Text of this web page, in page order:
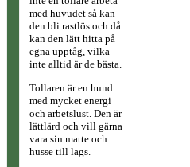
med huvudet så kan
den bli rastlös och då
kan den lätt hitta på
egna upptåg, vilka
inte alltid är de bästa.
Tollaren är en hund
med mycket energi
och arbetslust. Den är
lättlärd och vill gärna
vara sin matte och
husse till lags.